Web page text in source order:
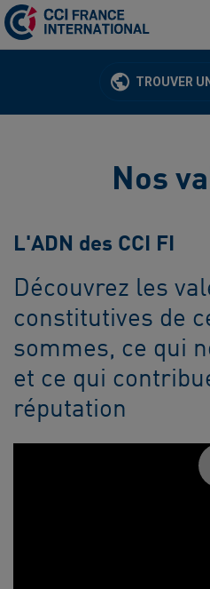
TROUVER
Nos
L'ADN des CCI FI
Découvrez les
constitutives de
sommes, ce qui
et ce qui
réputation